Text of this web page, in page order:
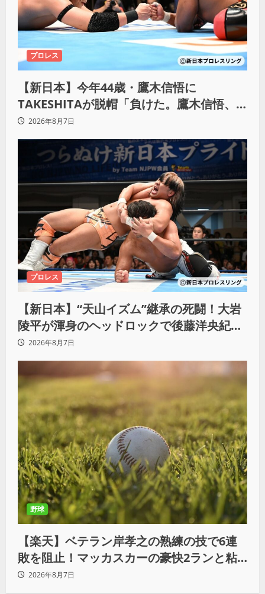
プロレス
【新日本】今年44歳・鷹木信悟に
TAKESHITAが脱帽「負けた。鷹木信悟、
強いわ！」
2026年8月7日
プロレス
【新日本】“天山イズム”継承の死闘！大岩
陵平が渾身のヘッドロックで後藤洋央紀か
らタップ奪取 執念の「リベンジ＆4勝目」
2026年8月7日
野球
【楽天】ベテラン岸孝之の熟練の技で6連
敗を阻止！マッカスカーの豪快2ランと粘
りの継投でオリックスを破る
2026年8月7日